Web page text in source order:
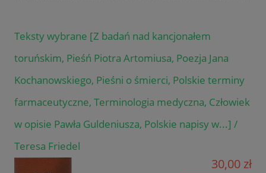
Teksty wybrane [Z badań nad kancjonałem
toruńskim, Pieśń Piotra Artomiusa, Poezja Jana
Kochanowskiego, Pieśni o śmierci, Polskie terminy
farmaceutyczne, Terminologia medyczna, Człowiek
w opisie Pawła Guldeniusza, Polskie napisy w...] /
Teresa Friedel
30,00 zł